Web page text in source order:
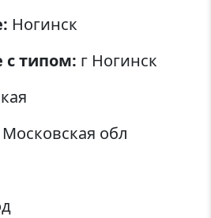
Ногинск
с типом: г Ногинск
Московская обл